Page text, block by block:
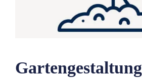
Gartengestaltung